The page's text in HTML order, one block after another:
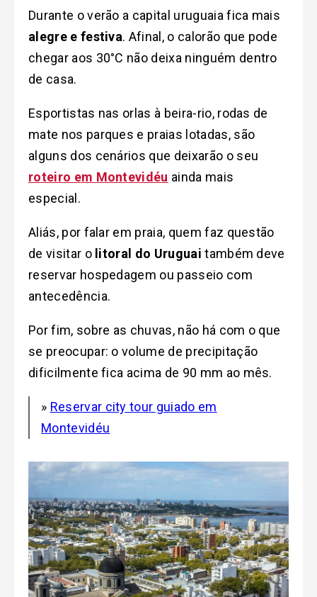
Durante o verão a capital uruguaiafica mais
alegre e festiva. Afinal, o calorão que pode
chegar aos 30°C não deixa ninguém dentro
de casa.
Esportistas nas orlas à beira-rio, rodas de
mate nos parques e praias lotadas, são
alguns dos cenários que deixarão o seu
roteiro em Montevidéu ainda mais
especial.
Aliás, por falar em praia, quem faz questão
de visitar olitoral do Uruguai também deve
reservar hospedagem ou passeio com
antecedência.
Por fim, sobre as chuvas, não há com o que
se preocupar: o volume de precipitação
dificilmente fica acima de 90 mm ao mês.
» Reservar city tour guiado em
Montevidéu